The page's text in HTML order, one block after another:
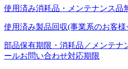
使用済み消耗品・メンテナンス品
使用済み製品回収(事業系のお客
部品保有期限・消耗品／メンテナ
ールお問い合わせ対応期限